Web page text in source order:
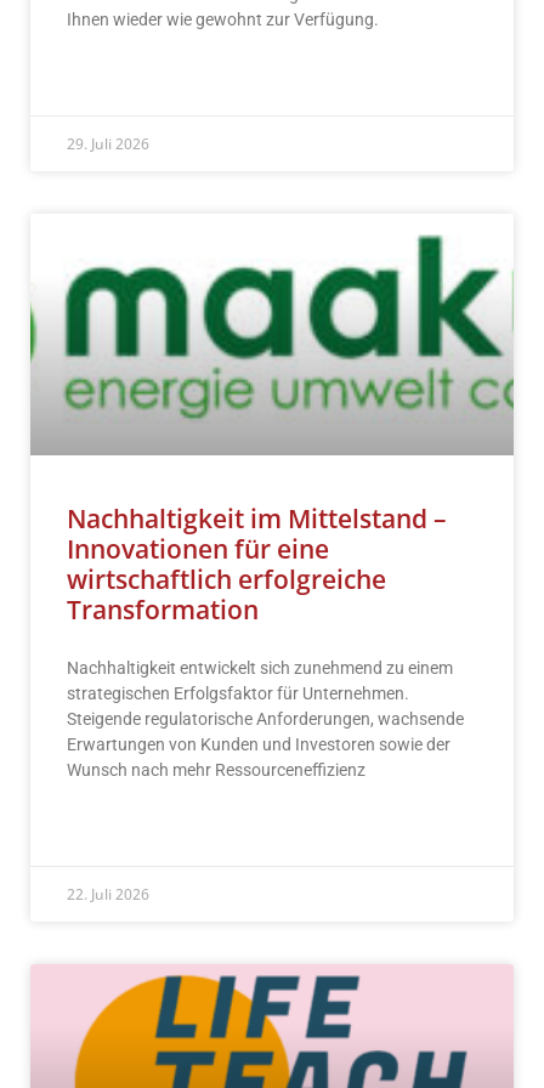
Ihnen wieder wie gewohnt zur Verfügung.
29. Juli 2026
Nachhaltigkeit im Mittelstand –
Innovationen für eine
wirtschaftlich erfolgreiche
Transformation
Nachhaltigkeit entwickelt sich zunehmend zu einem
strategischen Erfolgsfaktor für Unternehmen.
Steigende regulatorische Anforderungen, wachsende
Erwartungen von Kunden und Investoren sowie der
Wunsch nach mehr Ressourceneffizienz
22. Juli 2026